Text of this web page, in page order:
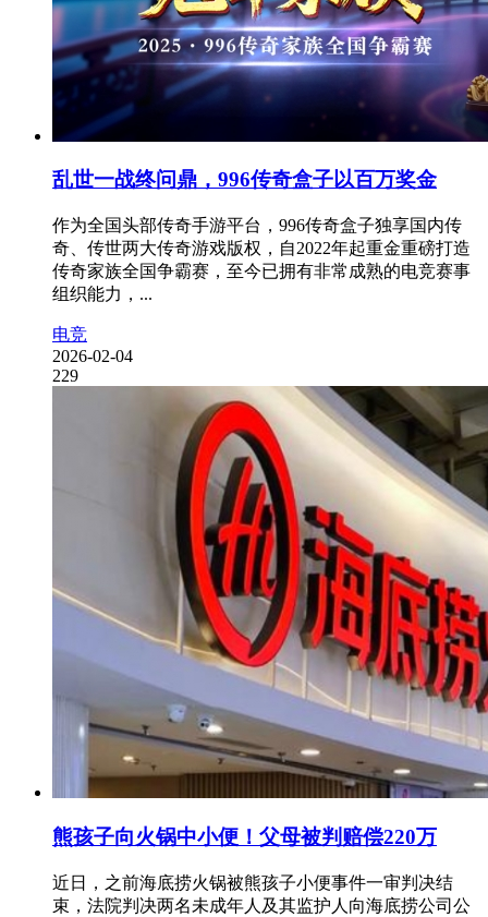
乱世一战终问鼎，996传奇盒子以百万奖金
作为全国头部传奇手游平台，996传奇盒子独享国内传
奇、传世两大传奇游戏版权，自2022年起重金重磅打造
传奇家族全国争霸赛，至今已拥有非常成熟的电竞赛事
组织能力，...
电竞
2026-02-04
229
熊孩子向火锅中小便！父母被判赔偿220万
近日，之前海底捞火锅被熊孩子小便事件一审判决结
束，法院判决两名未成年人及其监护人向海底捞公司公